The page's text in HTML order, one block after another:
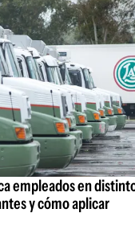
empleados en
y cómo aplicar